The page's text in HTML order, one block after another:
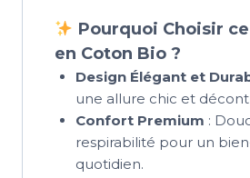
Pourquoi Choisir
en Coton Bio ?
Design Élégant et
une allure chic et
Confort Premium :
respirabilité pour un
quotidien.